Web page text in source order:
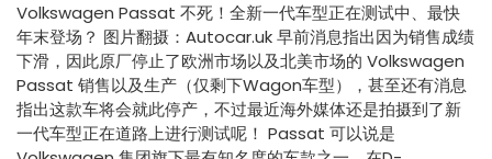
Volkswagen Passat 不死！全新一代车型正在测试中、最快
年末登场？ 图片翻摄：Autocar.uk 早前消息指出因为销售成绩
下滑，因此原厂停止了欧洲市场以及北美市场的 Volkswagen
Passat 销售以及生产（仅剩下Wagon车型），甚至还有消息
指出这款车将会就此停产，不过最近海外媒体还是拍摄到了新
一代车型正在道路上进行测试呢！ Passat 可以说是